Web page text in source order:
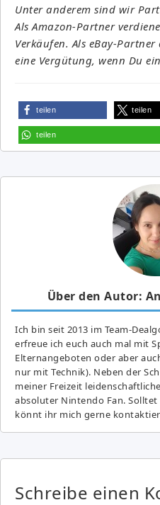
Unter anderem sind wir
Als Amazon-Partner
Verkäufen. Als eBay-
eine Vergütung, wenn Du
teilen teilen
teilen
Über den Autor:
Ich bin seit 2013 im Team-
erfreue ich euch auch mal mit
Elternangeboten oder aber
nur mit Technik). Neben der
meiner Freizeit
absoluter Nintendo Fan. Solltet
könnt ihr mich gerne
Schreibe einen